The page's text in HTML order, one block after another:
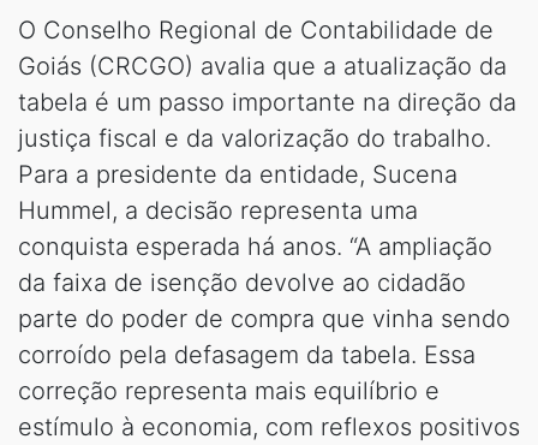
O Conselho Regional de Contabilidade de
Goiás (CRCGO) avalia que a atualização da
tabela é um passo importante na direção da
justiça fiscal e da valorização do trabalho.
Para a presidente da entidade, Sucena
Hummel, a decisão representa uma
conquista esperada há anos. “A ampliação
da faixa de isenção devolve ao cidadão
parte do poder de compra que vinha sendo
corroído pela defasagem da tabela. Essa
correção representa mais equilíbrio e
estímulo à economia, com reflexos positivos